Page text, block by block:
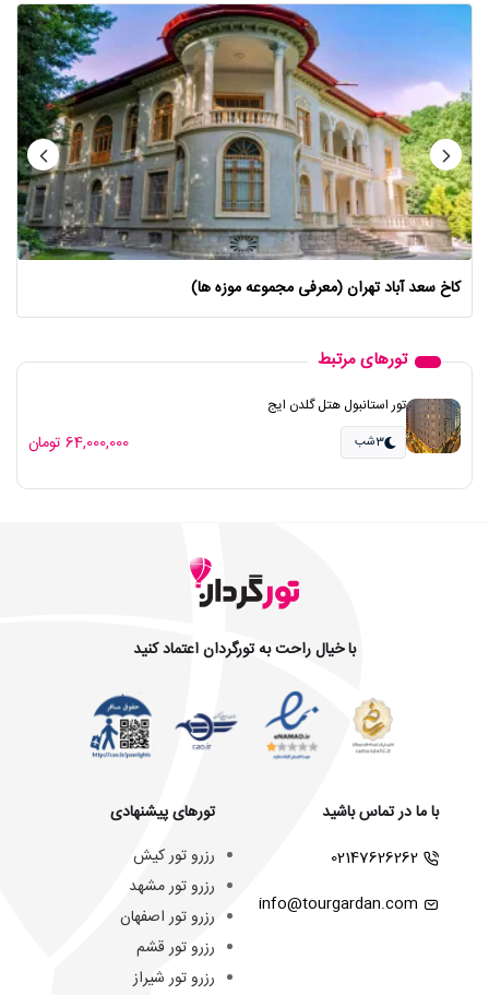
کاخ سعد آباد تهران (معرفی مجموعه موزه ها)
تورهای مرتبط
تور استانبول هتل گلدن ایج
3شب 64,000,000 تومان
با خیال راحت به تورگردان اعتماد کنید
با ما در تماس باشید
02147626262
info@tourgardan.com
تورهای پیشنهادی
رزرو تور کیش
رزرو تور مشهد
رزرو تور اصفهان
رزرو تور قشم
رزرو تور شیراز